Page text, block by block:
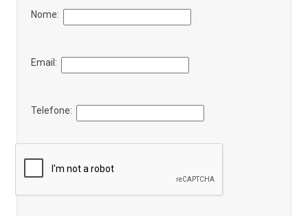
Nome:
Email:
Telefone: